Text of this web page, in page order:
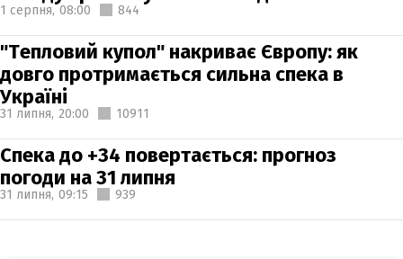
1 серпня, 08:00 844
"Тепловий купол" накриває Європу: як
довго протримається сильна спека в
Україні
31 липня, 20:00 10911
Спека до +34 повертається: прогноз
погоди на 31 липня
31 липня, 09:15 939